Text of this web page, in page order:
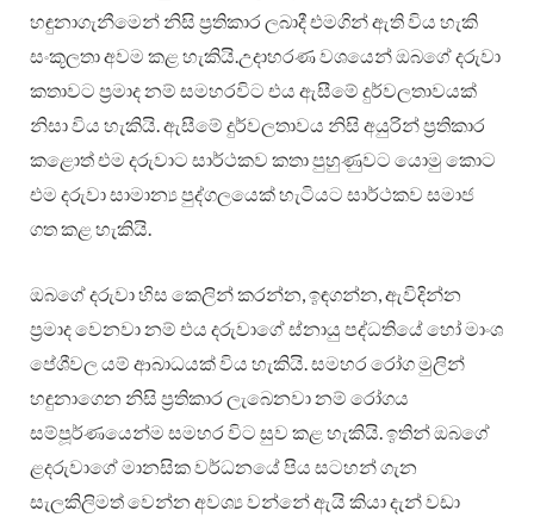
හඳුනාගැනීමෙන් නිසි ප්‍රතිකාර ලබාදී එමගින් ඇති විය හැකි
සංකූලතා අවම කළ හැකියි.උදාහරණ වශයෙන් ඔබගේ දරුවා
කතාවට ප්‍රමාද නම් සමහරවිට එය ඇසීමේ දුර්වලතාවයක්
නිසා විය හැකියි. ඇසීමේ දුර්වලතාවය නිසි අයුරින් ප්‍රතිකාර
කළොත් එම දරුවාට සාර්ථකව කතා පුහුණුවට යොමු කොට
එම දරුවා සාමාන්‍ය පුද්ගලයෙක් හැටියට සාර්ථකව සමාජ
ගත කළ හැකියි.
ඔබගේ දරුවා හිස කෙලින් කරන්න, ඉඳගන්න, ඇවිදින්න
ප්‍රමාද වෙනවා නම් එය දරුවාගේ ස්නායු පද්ධතියේ හෝ මාංශ
පේශීවල යම් ආබාධයක් විය හැකියි. සමහර රෝග මුලින්
හඳුනාගෙන නිසි ප්‍රතිකාර ලැබෙනවා නම් රෝගය
සම්පූර්ණයෙන්ම සමහර විට සුව කළ හැකියි. ඉතින් ඔබගේ
ළදරුවාගේ මානසික වර්ධනයේ පිය සටහන් ගැන
සැලකිලිමත් වෙන්න අවශ්‍ය වන්නේ ඇයි කියා දැන් වඩා